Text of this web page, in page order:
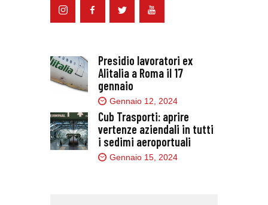
Presidio lavoratori ex
Alitalia a Roma il 17
gennaio
Gennaio 12, 2024
Cub Trasporti: aprire
vertenze aziendali in tutti
i sedimi aeroportuali
Gennaio 15, 2024